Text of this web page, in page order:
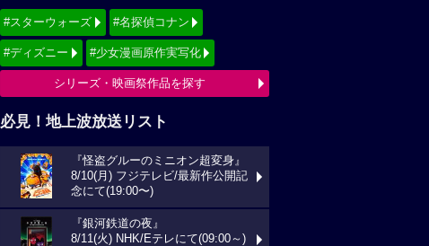
#スターウォーズ #名探偵コナン
#ディズニー #少女漫画原作実写化
シリーズ・映画祭作品を探す
必見！地上波放送リスト
『怪盗グルーのミニオン超変身』
8/10(月) フジテレビ/最新作公開記
念にて(19:00〜)
『銀河鉄道の夜』
8/11(火) NHK/Eテレにて(09:00～)